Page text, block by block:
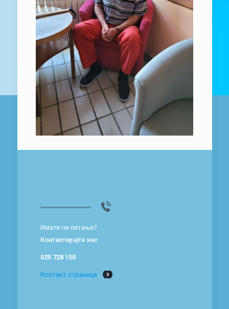
Имате ли питање?
Контактирајте нас
025 728 150
Контакт страница